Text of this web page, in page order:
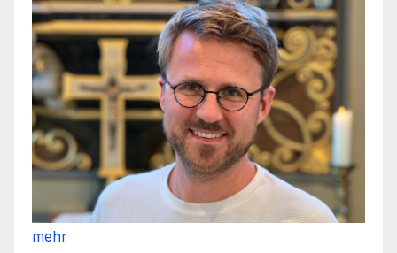
mehr